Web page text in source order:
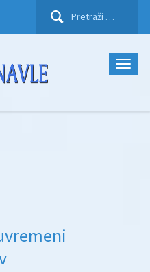
Pretraži: